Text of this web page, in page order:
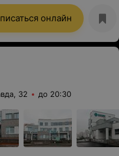
прием прошел
онлайн
32 до 20:30